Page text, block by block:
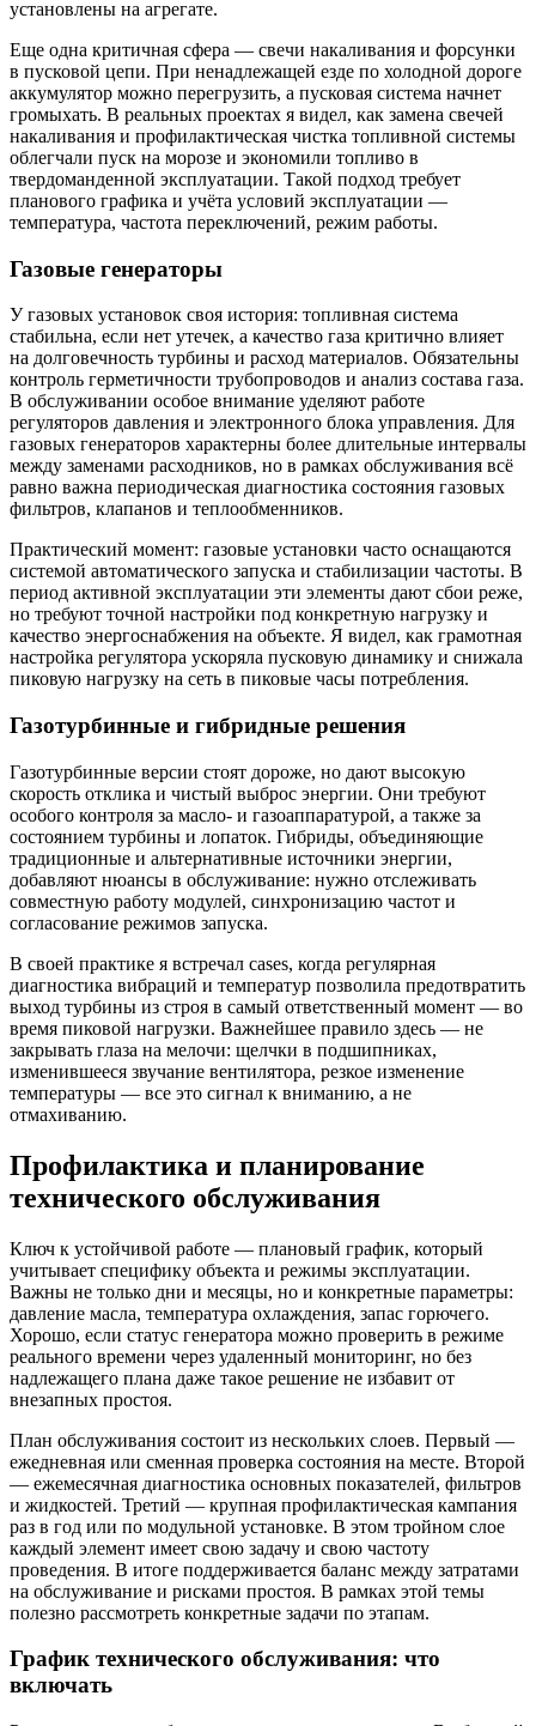
установлены на агрегате.
Еще одна критичная сфера — свечи накаливания и форсунки
в пусковой цепи. При ненадлежащей езде по холодной дороге
аккумулятор можно перегрузить, а пусковая система начнет
громыхать. В реальных проектах я видел, как замена свечей
накаливания и профилактическая чистка топливной системы
облегчали пуск на морозе и экономили топливо в
твердоманденной эксплуатации. Такой подход требует
планового графика и учёта условий эксплуатации —
температура, частота переключений, режим работы.
Газовые генераторы
У газовых установок своя история: топливная система
стабильна, если нет утечек, а качество газа критично влияет
на долговечность турбины и расход материалов. Обязательны
контроль герметичности трубопроводов и анализ состава газа.
В обслуживании особое внимание уделяют работе
регуляторов давления и электронного блока управления. Для
газовых генераторов характерны более длительные интервалы
между заменами расходников, но в рамках обслуживания всё
равно важна периодическая диагностика состояния газовых
фильтров, клапанов и теплообменников.
Практический момент: газовые установки часто оснащаются
системой автоматического запуска и стабилизации частоты. В
период активной эксплуатации эти элементы дают сбои реже,
но требуют точной настройки под конкретную нагрузку и
качество энергоснабжения на объекте. Я видел, как грамотная
настройка регулятора ускоряла пусковую динамику и снижала
пиковую нагрузку на сеть в пиковые часы потребления.
Газотурбинные и гибридные решения
Газотурбинные версии стоят дороже, но дают высокую
скорость отклика и чистый выброс энергии. Они требуют
особого контроля за масло- и газоаппаратурой, а также за
состоянием турбины и лопаток. Гибриды, объединяющие
традиционные и альтернативные источники энергии,
добавляют нюансы в обслуживание: нужно отслеживать
совместную работу модулей, синхронизацию частот и
согласование режимов запуска.
В своей практике я встречал cases, когда регулярная
диагностика вибраций и температур позволила предотвратить
выход турбины из строя в самый ответственный момент — во
время пиковой нагрузки. Важнейшее правило здесь — не
закрывать глаза на мелочи: щелчки в подшипниках,
изменившееся звучание вентилятора, резкое изменение
температуры — все это сигнал к вниманию, а не
отмахиванию.
Профилактика и планирование
технического обслуживания
Ключ к устойчивой работе — плановый график, который
учитывает специфику объекта и режимы эксплуатации.
Важны не только дни и месяцы, но и конкретные параметры:
давление масла, температура охлаждения, запас горючего.
Хорошо, если статус генератора можно проверить в режиме
реального времени через удаленный мониторинг, но без
надлежащего плана даже такое решение не избавит от
внезапных простоя.
План обслуживания состоит из нескольких слоев. Первый —
ежедневная или сменная проверка состояния на месте. Второй
— ежемесячная диагностика основных показателей, фильтров
и жидкостей. Третий — крупная профилактическая кампания
раз в год или по модульной установке. В этом тройном слое
каждый элемент имеет свою задачу и свою частоту
проведения. В итоге поддерживается баланс между затратами
на обслуживание и рисками простоя. В рамках этой темы
полезно рассмотреть конкретные задачи по этапам.
График технического обслуживания: что
включать